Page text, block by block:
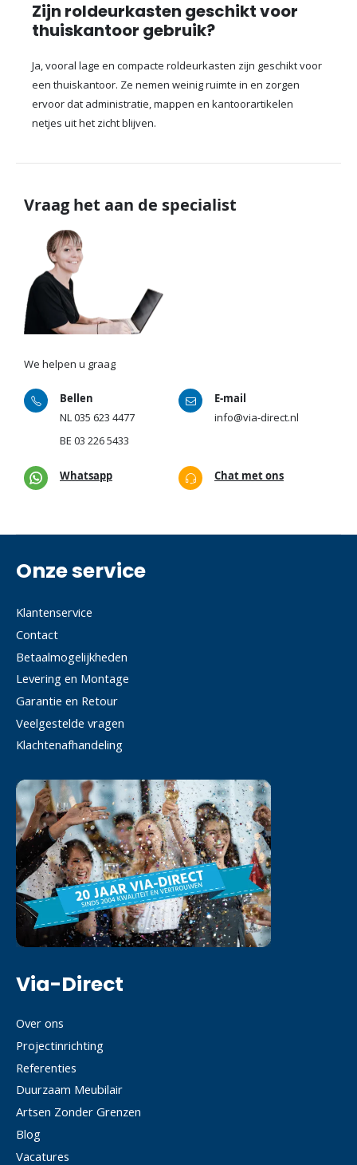
Zijn roldeurkasten geschikt voor
thuiskantoor gebruik?
Ja, vooral lage en compacte roldeurkasten zijn geschikt voor
een thuiskantoor. Ze nemen weinig ruimte in en zorgen
ervoor dat administratie, mappen en kantoorartikelen
netjes uit het zicht blijven.
Vraag het aan de specialist
We helpen u graag
Bellen
NL035 623 4477
BE 03 226 5433
E-mail
info@via-direct.nl
Whatsapp Chat met ons
Onze service
Klantenservice
Contact
Betaalmogelijkheden
Levering en Montage
Garantie en Retour
Veelgestelde vragen
Klachtenafhandeling
Via-Direct
Over ons
Projectinrichting
Referenties
Duurzaam Meubilair
Artsen Zonder Grenzen
Blog
Vacatures